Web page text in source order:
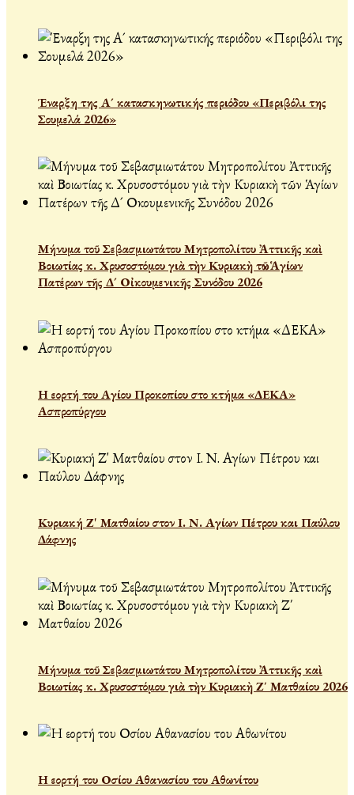
Έναρξη της Α´ κατασκηνωτικής περιόδου «Περιβόλι της
Σουμελά 2026»
Μήνυμα τοῦ Σεβασμιωτάτου Μητροπολίτου Ἀττικῆς καὶ
Βοιωτίας κ. Χρυσοστόμου γιὰ τὴν Κυριακὴ τῶν Ἁγίων
Πατέρων τῆς Δ´ Οἰκουμενικῆς Συνόδου 2026
Η εορτή του Αγίου Προκοπίου στο κτήμα «ΔΕΚΑ»
Ασπροπύργου
Κυριακή Ζ' Ματθαίου στον Ι. Ν. Αγίων Πέτρου και Παύλου
Δάφνης
Μήνυμα τοῦ Σεβασμιωτάτου Μητροπολίτου Ἀττικῆς καὶ
Βοιωτίας κ. Χρυσοστόμου γιὰ τὴν Κυριακὴ Ζ΄ Ματθαίου 2026
Η εορτή του Οσίου Αθανασίου του Αθωνίτου